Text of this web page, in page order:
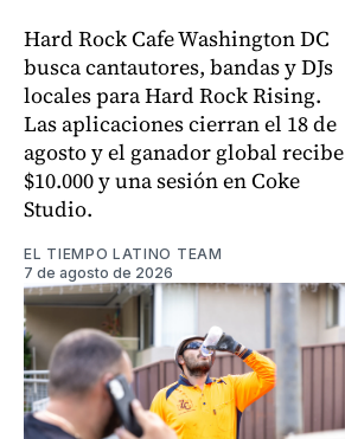
Hard Rock Cafe Washington DC
busca cantautores, bandas y DJs
locales para Hard Rock Rising.
Las aplicaciones cierran el 18 de
agosto y el ganador global recibe
$10.000 y una sesión en Coke
Studio.
EL TIEMPO LATINO TEAM
7 de agosto de 2026